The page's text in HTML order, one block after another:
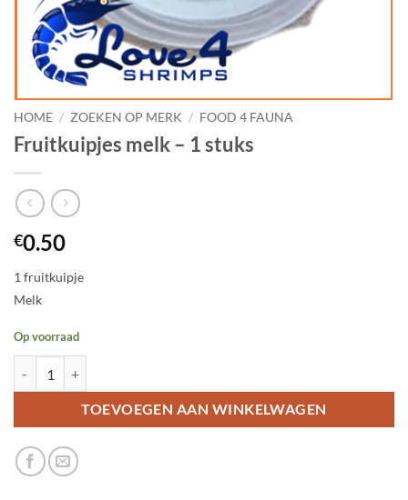
HOME / ZOEKEN OP MERK / FOOD 4 FAUNA
Fruitkuipjes melk – 1 stuks
€0.50
1 fruitkuipje
Melk
Op voorraad
TOEVOEGEN AAN WINKELWAGEN